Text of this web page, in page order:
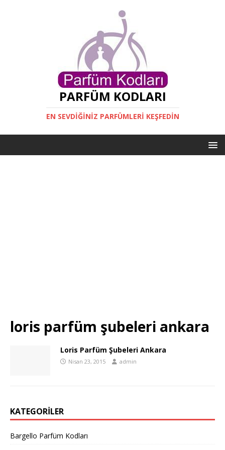
PARFÜM KODLARI
EN SEVDIĞINIZ PARFÜMLERI KEŞFEDIN
loris parfüm şubeleri ankara
Loris Parfüm Şubeleri Ankara
Nisan 23, 2015 admin
KATEGORILER
Bargello Parfüm Kodları